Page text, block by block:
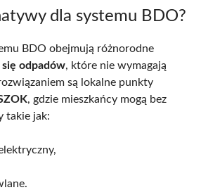
dla systemu BDO?
BDO obejmują różnorodne
się odpadów, które nie wymagają
są lokalne punkty
, gdzie mieszkańcy mogą bez
takie jak: